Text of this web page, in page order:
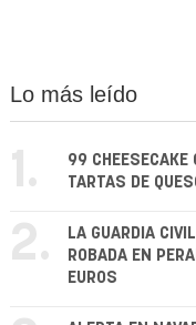
Lo más leído
1.
99 CHEESECAKE
TARTAS DE
2.
LA GUARDIA
ROBADA EN
EUROS